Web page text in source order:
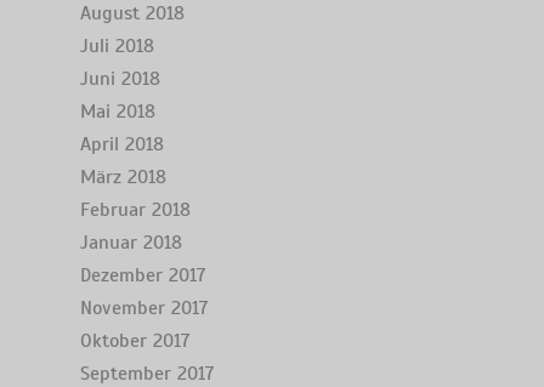
August 2018
Juli 2018
Juni 2018
Mai 2018
April 2018
März 2018
Februar 2018
Januar 2018
Dezember 2017
November 2017
Oktober 2017
September 2017